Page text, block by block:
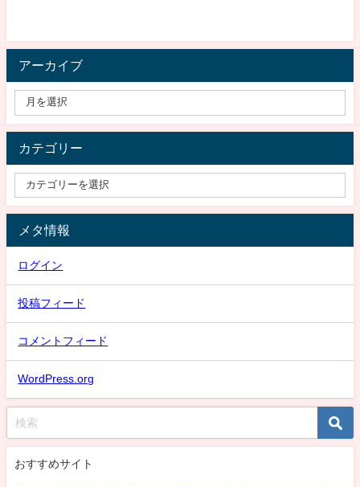
アーカイブ
カテゴリー
メタ情報
ログイン
投稿フィード
コメントフィード
WordPress.org
おすすめサイト